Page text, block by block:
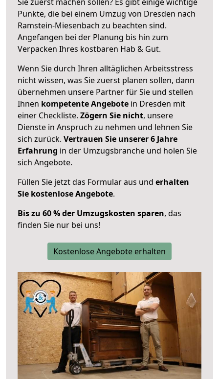
Punkte, die bei einem Umzug von Dresden nach
Ramstein-Miesenbach zu beachten sind.
Angefangen bei der Planung bis hin zum
Verpacken Ihres kostbaren Hab & Gut.
Wenn Sie durch Ihren alltäglichen Arbeitsstress
nicht wissen, was Sie zuerst planen sollen, dann
übernehmen unsere Partner für Sie und stellen
Ihnen kompetente Angebote in Dresden mit
einer Checkliste. Zögern Sie nicht, unsere
Dienste in Anspruch zu nehmen und lehnen Sie
sich zurück. Vertrauen Sie unserer 6 Jahre
Erfahrung in der Umzugsbranche und holen Sie
sich Angebote.
Füllen Sie jetzt das Formular aus und erhalten
Sie kostenlose Angebote.
Bis zu 60 % der Umzugskosten sparen, das
finden Sie nur bei uns!
Kostenlose Angebote erhalten